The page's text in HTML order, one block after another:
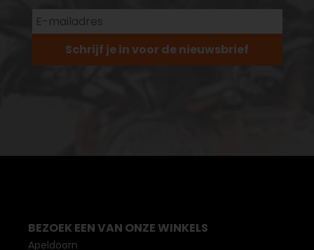
Schrijf je in voor de nieuwsbrief
BEZOEK EEN VAN ONZE WINKELS
Apeldoorn